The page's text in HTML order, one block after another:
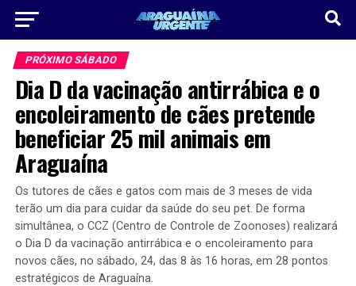
PRÓXIMO SÁBADO
Dia D da vacinação antirrábica e o
encoleiramento de cães pretende
beneficiar 25 mil animais em
Araguaína
Os tutores de cães e gatos com mais de 3 meses de vida
terão um dia para cuidar da saúde do seu pet. De forma
simultânea, o CCZ (Centro de Controle de Zoonoses) realizará
o Dia D da vacinação antirrábica e o encoleiramento para
novos cães, no sábado, 24, das 8 às 16 horas, em 28 pontos
estratégicos de Araguaína.